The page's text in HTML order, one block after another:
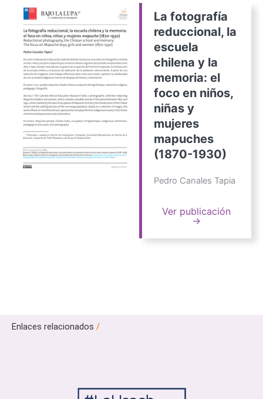
La fotografía
reduccional, la
escuela
chilena y la
memoria: el
foco en niños,
niñas y
mujeres
mapuches
(1870-1930)
Pedro Canales Tapia
Ver publicación
→
Enlaces relacionados /